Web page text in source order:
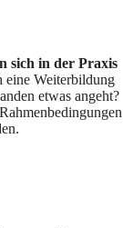
sich in der Praxis
eine Weiterbildung
etwas angeht?